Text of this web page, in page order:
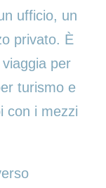
ufficio, un
privato. È
per
turismo e
con i mezzi